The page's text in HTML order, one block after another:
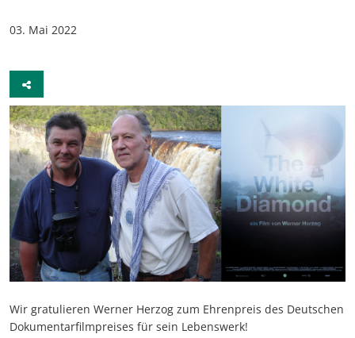
03. Mai 2022
Wir gratulieren Werner Herzog zum Ehrenpreis des Deutschen
Dokumentarfilmpreises für sein Lebenswerk!